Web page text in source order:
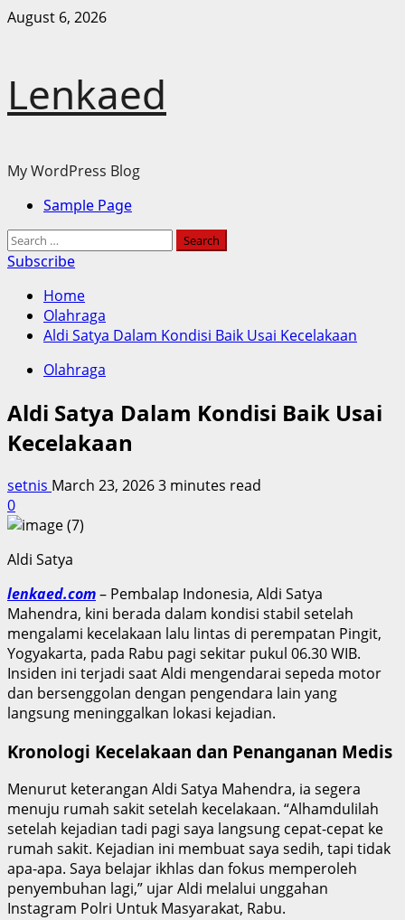
Skip
August 6, 2026
Lenkaed
My WordPress Blog
PrimarySample Page
Search
for:
Subscribe
Home
Olahraga
Aldi Satya Dalam Kondisi Baik Usai Kecelakaan
Olahraga
Aldi Satya Dalam Kondisi Baik Usai
Kecelakaan
setnis March 23, 20263 minutes read
0
Aldi Satya
lenkaed.com– Pembalap Indonesia, Aldi Satya
Mahendra, kini berada dalam kondisi stabil setelah
mengalami kecelakaan lalu lintas di perempatan Pingit,
Yogyakarta, pada Rabu pagi sekitar pukul 06.30 WIB.
Insiden ini terjadi saat Aldi mengendarai sepeda motor
dan bersenggolan dengan pengendara lain yang
langsung meninggalkan lokasi kejadian.
Kronologi Kecelakaan dan Penanganan Medis
Menurut keterangan Aldi Satya Mahendra, ia segera
menuju rumah sakit setelah kecelakaan. “Alhamdulilah
setelah kejadian tadi pagi saya langsung cepat-cepat ke
rumah sakit. Kejadian ini membuat saya sedih, tapi tidak
apa-apa. Saya belajar ikhlas dan fokus memperoleh
penyembuhan lagi,” ujar Aldi melalui unggahan
Instagram Polri Untuk Masyarakat, Rabu.